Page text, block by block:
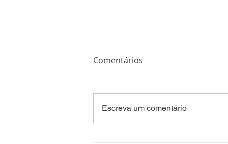
Comentários
Escreva um comentário